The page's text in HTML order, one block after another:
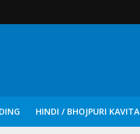
HINDI / BHOJPURI KAVITA